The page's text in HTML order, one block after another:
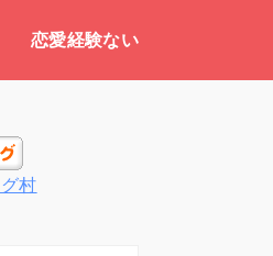
恋愛経験ない
村